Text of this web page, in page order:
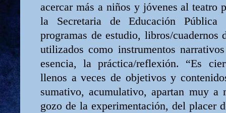
acercar más a niños y jóvenes al teatro
la Secretaria de Educación
programas de estudio, libros/cuadernos
utilizados como instrumentos
esencia, la práctica/reflexión. “Es
llenos a veces de objetivos y
sumativo, acumulativo, apartan muy a
gozo de la experimentación, del placer